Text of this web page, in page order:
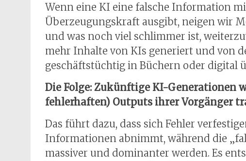
Wenn eine KI eine falsche Information
Überzeugungskraft ausgibt, neigen wir
und was noch viel schlimmer ist,
mehr Inhalte von KIs generiert und von
geschäftstüchtig in Büchern oder digital
Die Folge: Zukünftige KI-Generationen
fehlerhaften) Outputs ihrer Vorgänger
Das führt dazu, dass sich Fehler
Informationen abnimmt, während die
massiver und dominanter werden. Es